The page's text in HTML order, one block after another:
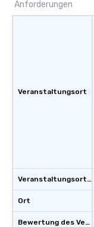
Anforderungen
Veranstaltungsort
Veranstaltungsortstyp
Ort
Bewertung des Veranstaltungsortes